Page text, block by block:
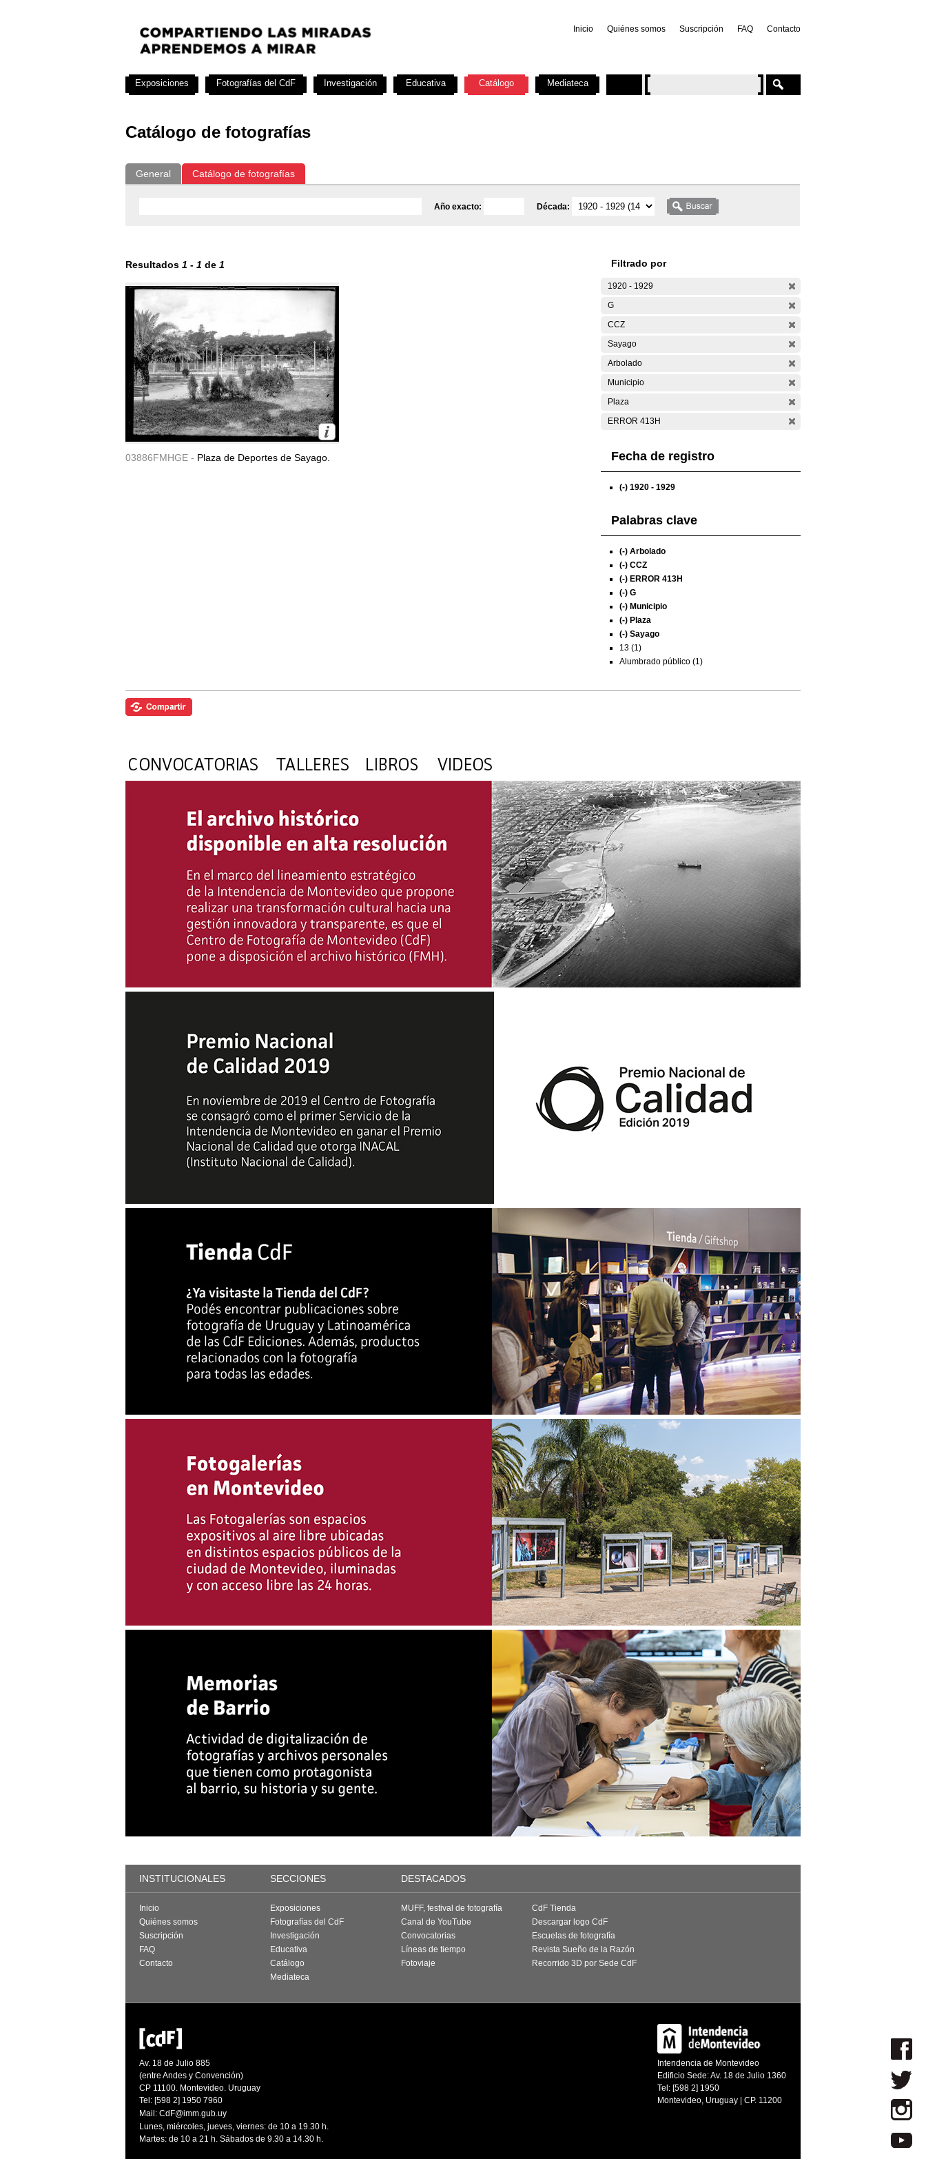
Inicio Quiénes somos Suscripción FAQ Contacto
Catálogo de fotografías
General Catálogo de fotografías
Año exacto: Década:
Resultados 1 - 1 de 1
03886FMHGE - Plaza de Deportes de Sayago.
Filtrado por
1920 - 1929
G
CCZ
Sayago
Arbolado
Municipio
Plaza
ERROR 413H
Fecha de registro
(-) 1920 - 1929
Palabras clave
(-) Arbolado
(-) CCZ
(-) ERROR 413H
(-) G
(-) Municipio
(-) Plaza
(-) Sayago
13 (1)
Alumbrado público (1)
Exposiciones Fotografías del CdF Investigación Educativa Catálogo Mediateca
INSTITUCIONALES SECCIONES DESTACADOS
Inicio
Quiénes somos
Suscripción
FAQ
Contacto
Exposiciones
Fotografías del CdF
Investigación
Educativa
Catálogo
Mediateca
MUFF, festival de fotografía
Canal de YouTube
Convocatorias
Líneas de tiempo
Fotoviaje
CdF Tienda
Descargar logo CdF
Escuelas de fotografía
Revista Sueño de la Razón
Recorrido 3D por Sede CdF
Av. 18 de Julio 885
(entre Andes y Convención)
CP 11100. Montevideo. Uruguay
Tel: [598 2] 1950 7960
Mail: CdF@imm.gub.uy
Lunes, miércoles, jueves, viernes: de 10 a 19.30 h.
Martes: de 10 a 21 h. Sábados de 9.30 a 14.30 h.
Intendencia de Montevideo
Edificio Sede: Av. 18 de Julio 1360
Tel: [598 2] 1950
Montevideo, Uruguay | CP. 11200